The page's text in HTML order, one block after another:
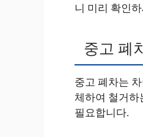
니 미리 확인
중고 폐
중고 폐차는
체하여 철거하
필요합니다.